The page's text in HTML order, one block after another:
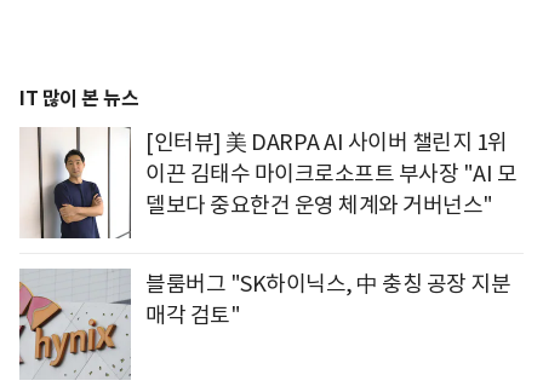
IT 많이 본 뉴스
[인터뷰] 美 DARPA AI 사이버 챌린지 1위
이끈 김태수 마이크로소프트 부사장 "AI 모
델보다 중요한건 운영 체계와 거버넌스"
블룸버그 "SK하이닉스, 中 충칭 공장 지분
매각 검토"